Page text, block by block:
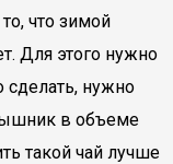
что зимой
Для этого нужно
сделать, нужно
в объеме
такой чай лучше